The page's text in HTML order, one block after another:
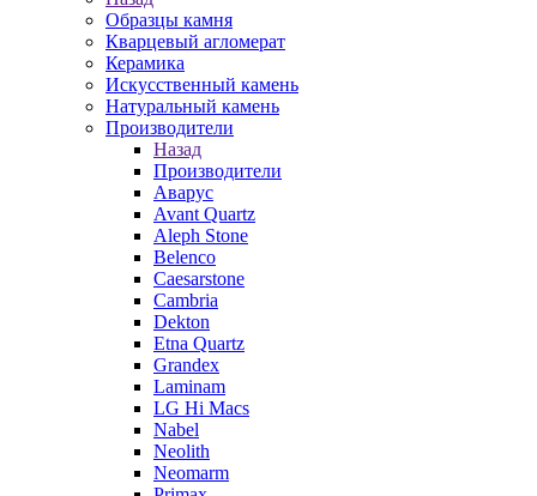
Образцы камня
Кварцевый агломерат
Керамика
Искусственный камень
Натуральный камень
Производители
Назад
Производители
Аварус
Avant Quartz
Aleph Stone
Belenco
Caesarstone
Cambria
Dekton
Etna Quartz
Grandex
Laminam
LG Hi Macs
Nabel
Neolith
Neomarm